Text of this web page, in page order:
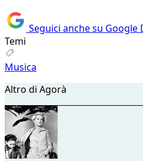
Seguici anche su Google
Temi
Musica
Altro di Agorà